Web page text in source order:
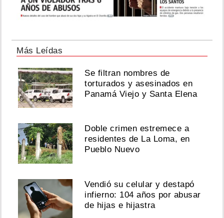
Más Leídas
Se filtran nombres de
torturados y asesinados en
Panamá Viejo y Santa Elena
Doble crimen estremece a
residentes de La Loma, en
Pueblo Nuevo
Vendió su celular y destapó
infierno: 104 años por abusar
de hijas e hijastra